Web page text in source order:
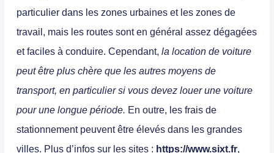
particulier dans les zones urbaines et les zones de
travail, mais les routes sont en général assez dégagées
et faciles à conduire. Cependant, la location de voiture
peut être plus chère que les autres moyens de
transport, en particulier si vous devez louer une voiture
pour une longue période. En outre, les frais de
stationnement peuvent être élevés dans les grandes
villes. Plus d’infos sur les sites : https://www.sixt.fr,